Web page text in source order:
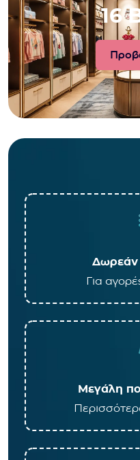
16
Δωρεάν
Για
Μεγάλη